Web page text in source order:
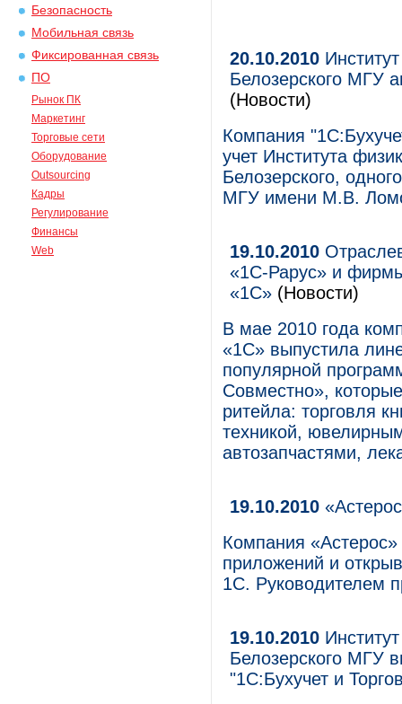
Безопасность
Мобильная связь
Фиксированная связь
ПО
Рынок ПК
Маркетинг
Торговые сети
Оборудование
Outsourcing
Кадры
Регулирование
Финансы
Web
20.10.2010
Белозерского МГУ
(Новости)
Компания
учет Института
Белозерского,
МГУ имени М.В.
19.10.2010
«1С-Рарус» и
«1С» (Новости)
В мае 2010 года
«1С» выпустила
популярной
Совместно»,
ритейла: торговля
техникой,
автозапчастями,
19.10.2010
Компания
приложений и
1С. Руководителем
19.10.2010
Белозерского МГУ
"1С:Бухучет и